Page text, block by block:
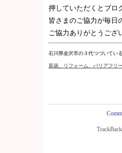
押していただくとブロ
皆さまのご協力が毎日
ご協力ありがとうござ
石川県金沢市の３代つづいてい
新築 、リフォーム、バリアフリ